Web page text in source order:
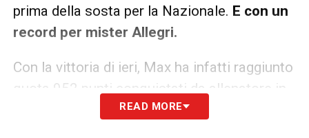
prima della sosta per la Nazionale. E con un
record per mister Allegri.
Con la vittoria di ieri, Max ha infatti raggiunto
quota 952 punti conquistati da allenatore in
Serie A ed entro fine stagione arriverà quindi
READ MORE